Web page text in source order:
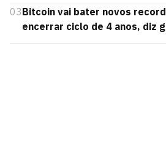
03Bitcoin vai bater novos
encerrar ciclo de 4 anos, diz